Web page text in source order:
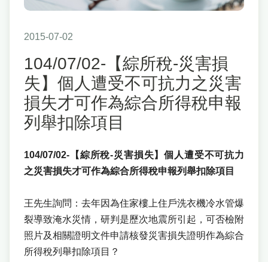
2015-07-02
104/07/02-【綜所稅-災害損
失】個人遭受不可抗力之災害
損失才可作為綜合所得稅申報
列舉扣除項目
104/07/02-【綜所稅-災害損失】個人遭受不可抗力
之災害損失才可作為綜合所得稅申報列舉扣除項目
王先生詢問：去年因為住家樓上住戶洗衣機冷水管爆
裂導致淹水災情，研判是歷次地震所引起，可否檢附
照片及相關證明文件申請核發災害損失證明作為綜合
所得稅列舉扣除項目？